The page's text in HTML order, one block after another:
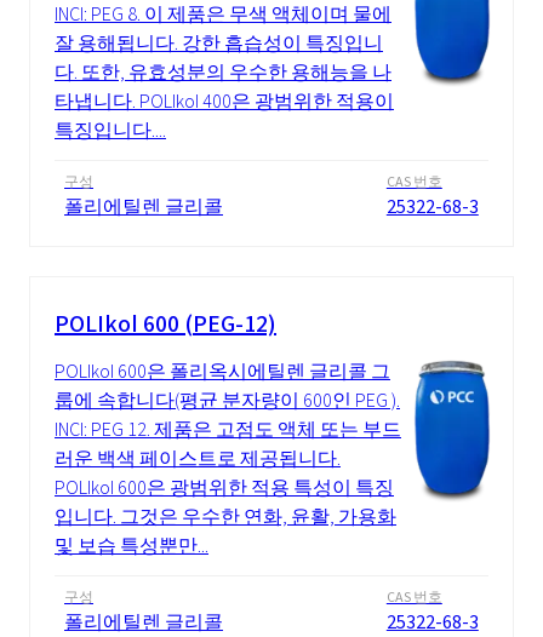
INCI: PEG 8. 이 제품은 무색 액체이며 물에
잘 용해됩니다. 강한 흡습성이 특징입니
다. 또한, 유효성분의 우수한 용해능을 나
타냅니다. POLIkol 400은 광범위한 적용이
특징입니다....
구성
폴리에틸렌 글리콜
CAS 번호
25322-68-3
POLIkol 600 (PEG-12)
POLIkol 600은 폴리옥시에틸렌 글리콜 그
룹에 속합니다(평균 분자량이 600인 PEG ).
INCI: PEG 12. 제품은 고점도 액체 또는 부드
러운 백색 페이스트로 제공됩니다.
POLIkol 600은 광범위한 적용 특성이 특징
입니다. 그것은 우수한 연화, 윤활, 가용화
및 보습 특성뿐만...
구성
폴리에틸렌 글리콜
CAS 번호
25322-68-3